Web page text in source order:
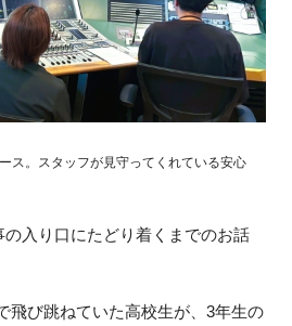
ス。スタッフが見守ってくれている安心
の入り口にたどり着くまでのお話
飛び跳ねていた高校生が、3年生の